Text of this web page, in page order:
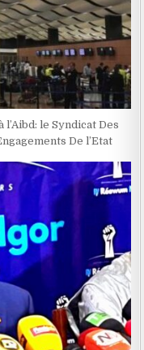
l’Aibd: le Syndicat Des
De l’Etat